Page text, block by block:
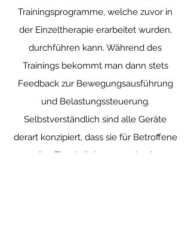
Trainingsprogramme, welche zuvor in
der Einzeltherapie erarbeitet wurden,
durchführen kann. Während des
Trainings bekommt man dann stets
Feedback zur Bewegungsausführung
und Belastungssteuerung.
Selbstverständlich sind alle Geräte
derart konzipiert, dass sie für Betroffene
aller Einschränkungsgrade ein